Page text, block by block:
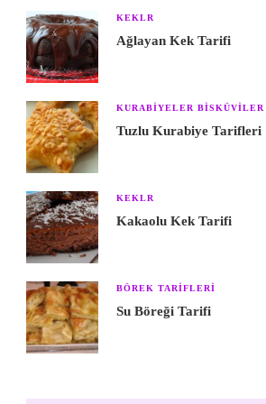
KEKLR
Ağlayan Kek Tarifi
KURABIYELER BISKÜVILER
Tuzlu Kurabiye Tarifleri
KEKLR
Kakaolu Kek Tarifi
BÖREK TARIFLERI
Su Böreği Tarifi